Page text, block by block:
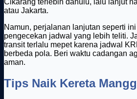
atau Jakarta.
Namun, perjalanan lanjutan seperti
pengecekan jadwal yang lebih teliti.
transit terlalu mepet karena jadwal
berbeda pola. Beri waktu cadangan
aman.
Tips Naik Kereta